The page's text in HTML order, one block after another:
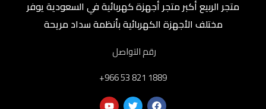
متجر الربيع أكبر متجر أجهزة كهربائية في السعودية يوفر
مختلف الأجهزة الكهربائية بأنظمة سداد مريحة
رقم التواصل
‎+966 53 821 1889